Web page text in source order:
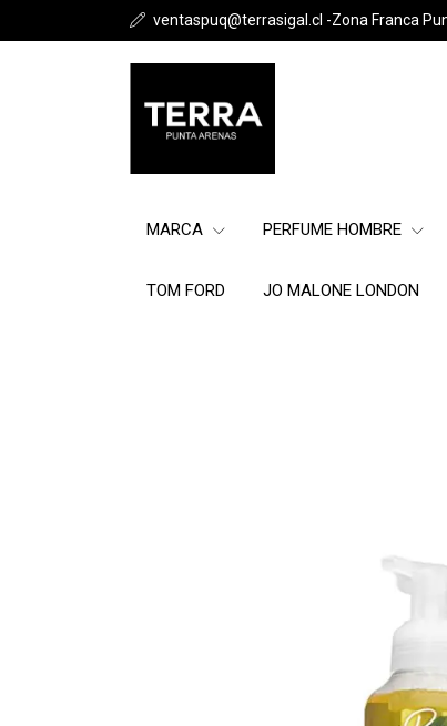
ventaspuq@terrasigal.cl -Zona Franca
MARCA PERFUME HOMBRE
TOM FORD JO MALONE LONDON